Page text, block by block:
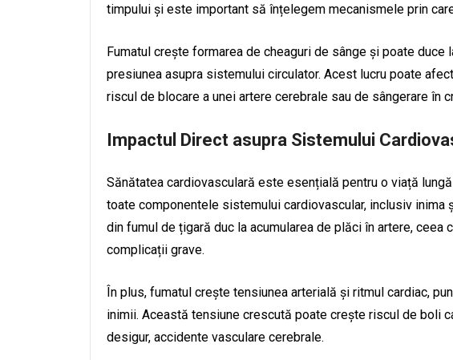
timpului și este important să înțelegem mecanismele prin
Fumatul crește formarea de cheaguri de sânge și poate duce
presiunea asupra sistemului circulator. Acest lucru poate
riscul de blocare a unei artere cerebrale sau de sângerare în
Impactul Direct asupra Sistemului
Sănătatea cardiovasculară este esențială pentru o viață
toate componentele sistemului cardiovascular, inclusiv inima
din fumul de țigară duc la acumularea de plăci în artere,
complicații grave.
În plus, fumatul crește tensiunea arterială și ritmul cardiac,
inimii. Această tensiune crescută poate crește riscul de boli
desigur, accidente vasculare cerebrale.